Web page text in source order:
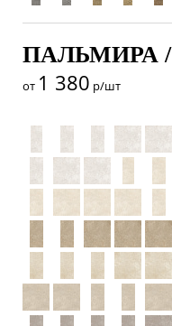
ПАЛЬМИРА /
от 1 380 р/шт